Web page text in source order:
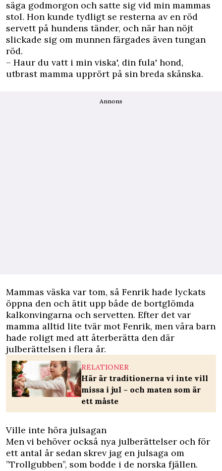
säga godmorgon och satte sig vid min mammas
stol. Hon kunde tydligt se resterna av en röd
servett på hundens tänder, och när han nöjt
slickade sig om munnen färgades även tungan
röd.
– Haur du vatt i min viska', din fula' hond,
utbrast mamma upprört på sin breda skånska.
Annons
Mammas väska var tom, så Fenrik hade lyckats
öppna den och ätit upp både de bortglömda
kalkonvingarna och servetten. Efter det var
mamma alltid lite tvär mot Fenrik, men vårabarn
hade roligt med att återberätta den där
julberättelsen i flera år.
RELATIONER
Här är traditionerna vi inte vill
missa i jul – och maten som är
ett måste
Ville inte höra julsagan
Men vi behöver också nya julberättelser och för
ett antal år sedan skrev jag en julsaga om
”Trollgubben”, som bodde i de norska fjällen.